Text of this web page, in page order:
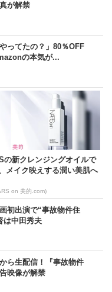
が解禁
ってたの？」80％OFF
の本気が...
の新クレンジングオイルで
メイク映えする潤い美肌へ
on 美的.com)
初出演で“事故物件住
は中田秀夫
ら生配信！『事故物件
映像が解禁